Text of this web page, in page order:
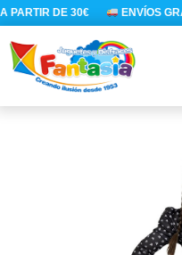
Ir
al
contenido
PARTIR DE 30€ ENVÍOS